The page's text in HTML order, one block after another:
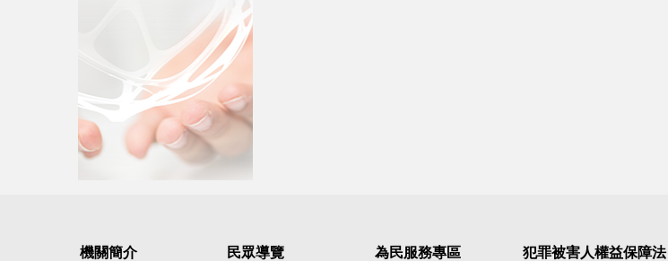
機關簡介 民眾導覽 為民服務專區
犯罪被害人權益保障法